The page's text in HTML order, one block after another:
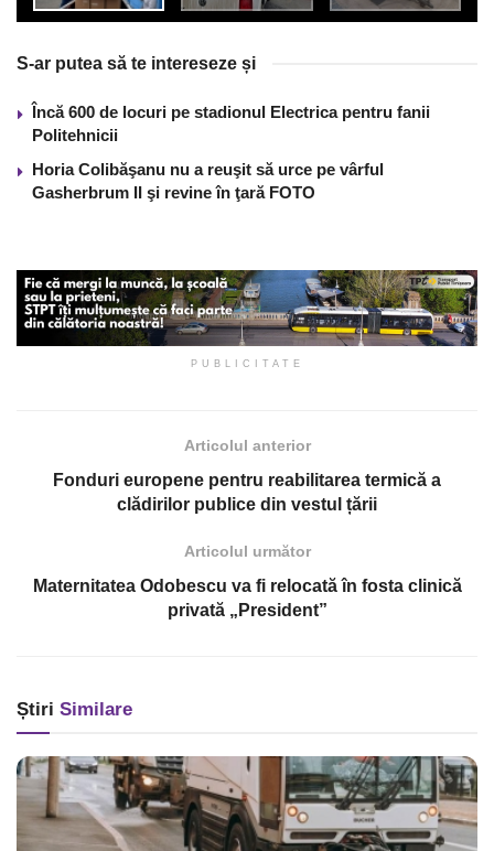
S-ar putea să te intereseze și
Încă 600 de locuri pe stadionul Electrica pentru fanii
Politehnicii
Horia Colibăşanu nu a reuşit să urce pe vârful
Gasherbrum II şi revine în ţară FOTO
PUBLICITATE
Articolul anterior
Fonduri europene pentru reabilitarea termică a
clădirilor publice din vestul țării
Articolul următor
Maternitatea Odobescu va fi relocată în fosta clinică
privată „President”
Știri Similare